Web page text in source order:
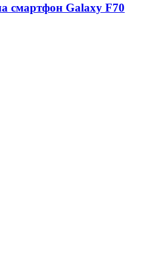
смартфон Galaxy F70